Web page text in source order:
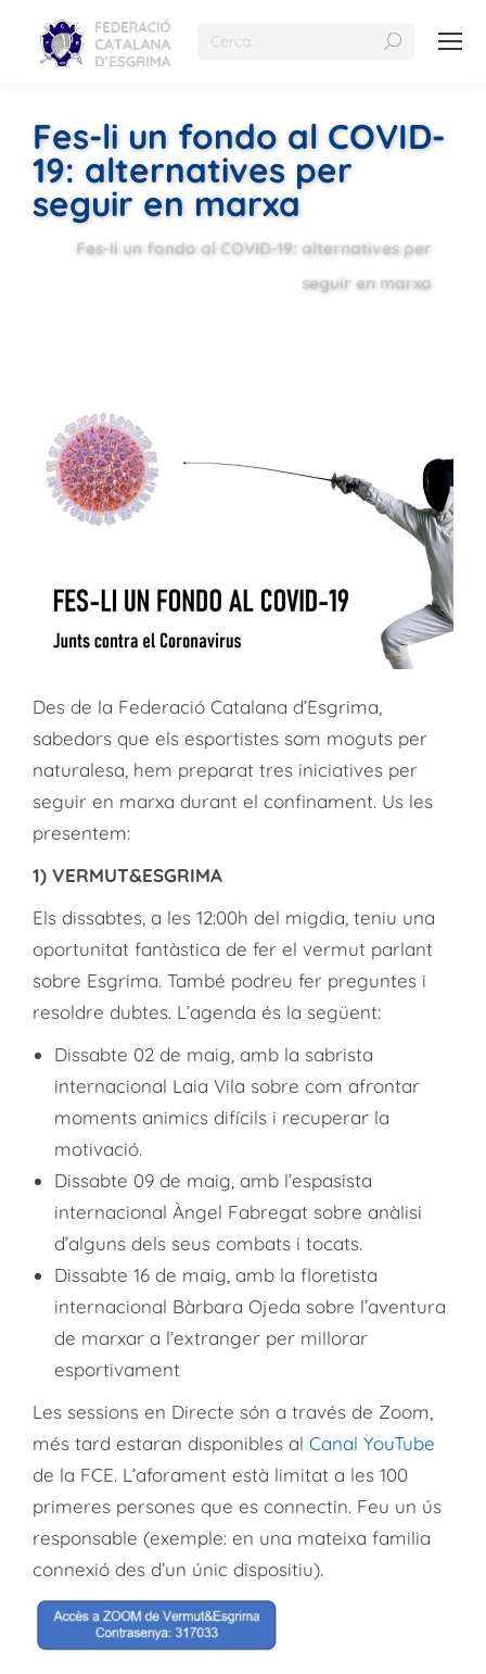
Fes-li un fondo al COVID-
19: alternatives per
seguir en marxa
Fes-li un fondo al COVID-19: alternatives per
seguir en marxa
Des de la Federació Catalana d’Esgrima,
sabedors que els esportistes som moguts per
naturalesa, hem preparat tres iniciatives per
seguir en marxa durant el confinament. Us les
presentem:
1) VERMUT&ESGRIMA
Els dissabtes, a les 12:00h del migdia, teniu una
oportunitat fantàstica de fer el vermut parlant
sobre Esgrima. També podreu fer preguntes i
resoldre dubtes. L’agenda és la següent:
Dissabte 02 de maig, amb la sabrista
internacional Laia Vila sobre com afrontar
moments animics difícils i recuperar la
motivació.
Dissabte 09 de maig, amb l’espasista
internacional Àngel Fabregat sobre anàlisi
d’alguns dels seus combats i tocats.
Dissabte 16 de maig, amb la floretista
internacional Bàrbara Ojeda sobre l’aventura
de marxar a l’extranger per millorar
esportivament
Les sessions en Directe són a través de Zoom,
més tard estaran disponibles al Canal YouTube
de la FCE. L’aforament està limitat a les 100
primeres persones que es connectin. Feu un ús
responsable (exemple: en una mateixa familia
connexió des d’un únic dispositiu).